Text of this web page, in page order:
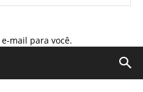
mail para você.